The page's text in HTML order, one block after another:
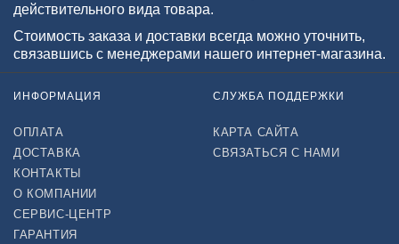
действительного вида товара.
Стоимость заказа и доставки всегда можно уточнить,
связавшись с менеджерами нашего интернет-магазина.
ИНФОРМАЦИЯ
ОПЛАТА
ДОСТАВКА
КОНТАКТЫ
О КОМПАНИИ
СЕРВИС-ЦЕНТР
ГАРАНТИЯ
СЛУЖБА ПОДДЕРЖКИ
КАРТА САЙТА
СВЯЗАТЬСЯ С НАМИ